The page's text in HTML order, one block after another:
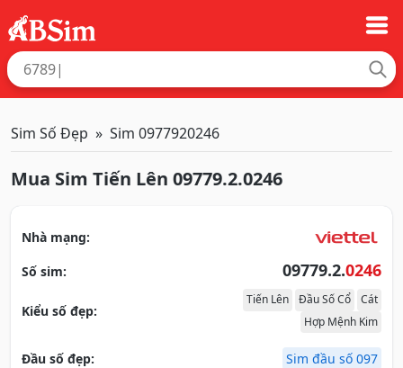
Sim Số Đẹp Sim 0977920246
Mua Sim Tiến Lên 09779.2.0246
Nhà mạng:
Số sim:
09779.2.0246
Kiểu số đẹp:
Tiến Lên Đầu Số Cổ
Cát
Hợp Mệnh Kim
Đầu số đẹp: Sim đầu số 097